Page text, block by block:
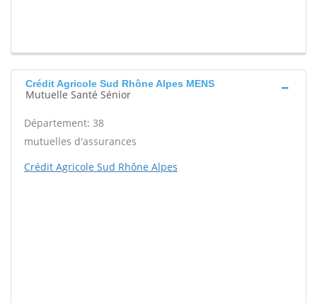
Crédit Agricole Sud Rhône Alpes MENS
Mutuelle Santé Sénior
Département: 38
mutuelles d'assurances
Crédit Agricole Sud Rhône Alpes